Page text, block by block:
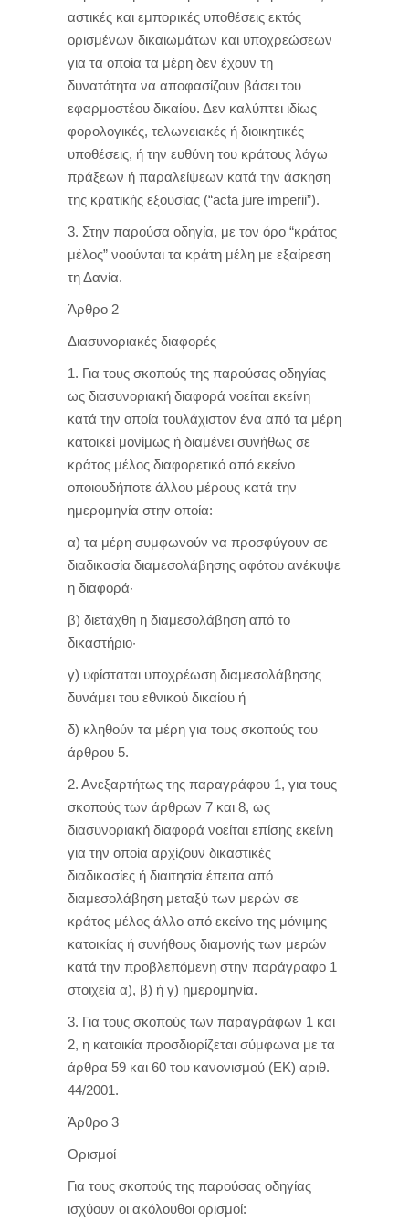
αστικές και εμπορικές υποθέσεις εκτός
ορισμένων δικαιωμάτων και υποχρεώσεων
για τα οποία τα μέρη δεν έχουν τη
δυνατότητα να αποφασίζουν βάσει του
εφαρμοστέου δικαίου. Δεν καλύπτει ιδίως
φορολογικές, τελωνειακές ή διοικητικές
υποθέσεις, ή την ευθύνη του κράτους λόγω
πράξεων ή παραλείψεων κατά την άσκηση
της κρατικής εξουσίας (“acta jure imperii”).
3. Στην παρούσα οδηγία, με τον όρο “κράτος
μέλος” νοούνται τα κράτη μέλη με εξαίρεση
τη Δανία.
Άρθρο 2
Διασυνοριακές διαφορές
1. Για τους σκοπούς της παρούσας οδηγίας
ως διασυνοριακή διαφορά νοείται εκείνη
κατά την οποία τουλάχιστον ένα από τα μέρη
κατοικεί μονίμως ή διαμένει συνήθως σε
κράτος μέλος διαφορετικό από εκείνο
οποιουδήποτε άλλου μέρους κατά την
ημερομηνία στην οποία:
α) τα μέρη συμφωνούν να προσφύγουν σε
διαδικασία διαμεσολάβησης αφότου ανέκυψε
η διαφορά·
β) διετάχθη η διαμεσολάβηση από το
δικαστήριο·
γ) υφίσταται υποχρέωση διαμεσολάβησης
δυνάμει του εθνικού δικαίου ή
δ) κληθούν τα μέρη για τους σκοπούς του
άρθρου 5.
2. Ανεξαρτήτως της παραγράφου 1, για τους
σκοπούς των άρθρων 7 και 8, ως
διασυνοριακή διαφορά νοείται επίσης εκείνη
για την οποία αρχίζουν δικαστικές
διαδικασίες ή διαιτησία έπειτα από
διαμεσολάβηση μεταξύ των μερών σε
κράτος μέλος άλλο από εκείνο της μόνιμης
κατοικίας ή συνήθους διαμονής των μερών
κατά την προβλεπόμενη στην παράγραφο 1
στοιχεία α), β) ή γ) ημερομηνία.
3. Για τους σκοπούς των παραγράφων 1 και
2, η κατοικία προσδιορίζεται σύμφωνα με τα
άρθρα 59 και 60 του κανονισμού (ΕΚ) αριθ.
44/2001.
Άρθρο 3
Ορισμοί
Για τους σκοπούς της παρούσας οδηγίας
ισχύουν οι ακόλουθοι ορισμοί: